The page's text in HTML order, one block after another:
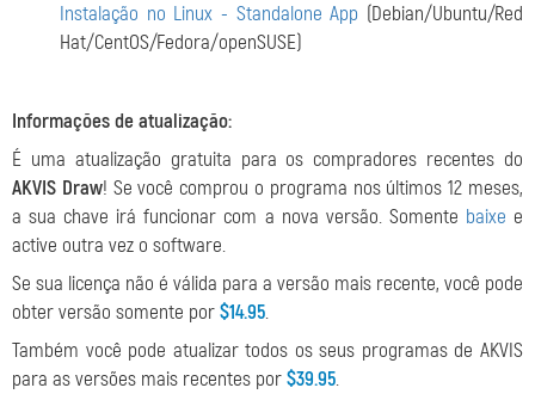
Instalação no Linux - Standalone App (Debian/Ubuntu/Red
Hat/CentOS/Fedora/openSUSE)
Informações de atualização:
É uma atualização gratuita para os compradores recentes do
AKVIS Draw! Se você comprou o programa nos últimos 12 meses,
a sua chave irá funcionar com a nova versão. Somente baixe e
active outra vez o software.
Se sua licença não é válida para a versão mais recente, você pode
obter versão somente por$14.95.
Também você pode atualizar todos os seus programas de AKVIS
para as versões mais recentes por$39.95.